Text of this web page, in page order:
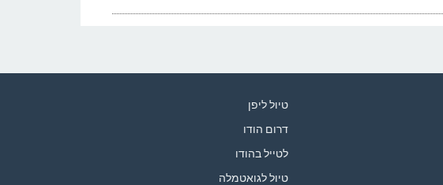
טיול ליפן
דרום הודו
לטייל בהודו
טיול לגואטמלה